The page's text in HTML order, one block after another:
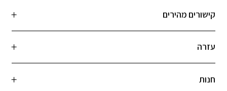
קישורים מהירים
עזרה
חנות